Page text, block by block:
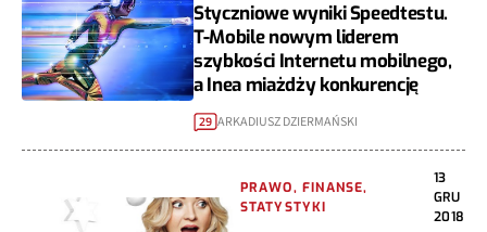
Styczniowe wyniki Speedtestu.
T-Mobile nowym liderem
szybkości Internetu mobilnego,
a Inea miażdży konkurencję
29 ARKADIUSZ DZIERMAŃSKI
PRAWO, FINANSE,
STATYSTYKI
13
GRU
2018